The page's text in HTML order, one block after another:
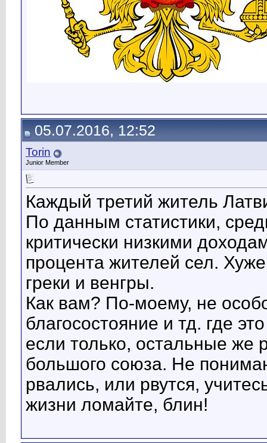
05.07.2016, 12:52
Torin
Junior Member
Каждый третий житель
По данным статистики,
критически низкими
процента жителей сел.
греки и венгры.
Как вам? По-моему, не
благосостояние и тд. где
если только, остальные же
большого союза. Не
рвались, или рвутся,
жизни ломайте, блин!